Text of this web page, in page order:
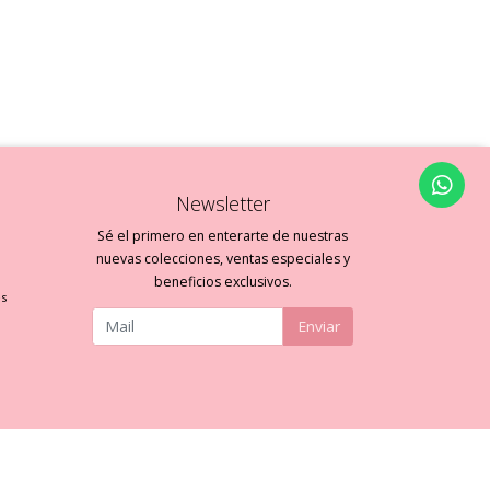
Newsletter
Sé el primero en enterarte de nuestras
nuevas colecciones, ventas especiales y
beneficios exclusivos.
Enviar